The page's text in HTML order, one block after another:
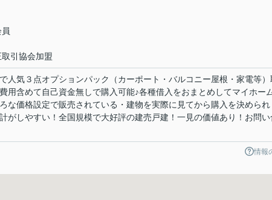
引協会加盟
人気３点オプションパック（カーポート・バルコニー屋根・家電等）
用含めて自己資金無しで購入可能♪各種借入をおまとめしてマイホー
な価格設定で販売されている・建物を実際に見てから購入を決められ
がしやすい！全国規模で大好評の建売戸建！一見の価値あり！お問い
情報